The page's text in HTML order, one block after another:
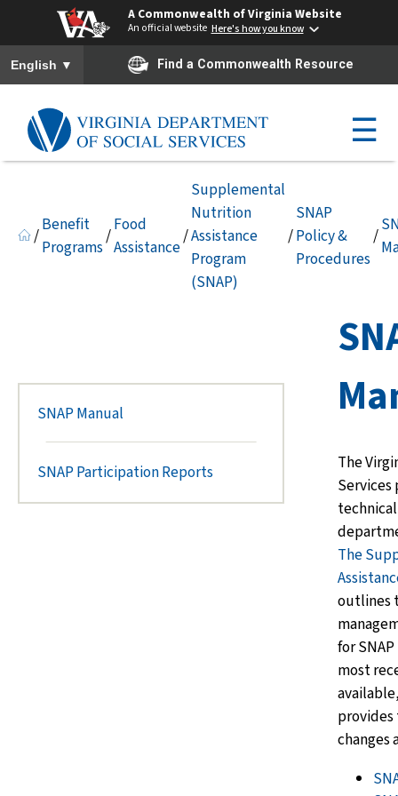
A Commonwealth of Virginia Website
An official website Here's how you know
To ensure accurate screen reader translation, please ensure you
English ▼ Find a Commonwealth Resource
☰
/
Benefit
Programs
/
Food
Assistance
/
Supplemental
Nutrition
Assistance
Program
(SNAP)
/
SNAP
Policy &
Procedures
/
SNAP Manual
SNAP Participation Reports
The
Services
The
outlines
for
most
changes